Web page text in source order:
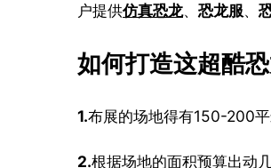
户提供仿真恐龙、 恐龙服、
如何打造这超酷
1.布展的场地得有150-200平
2.根据场地的面积预算出动